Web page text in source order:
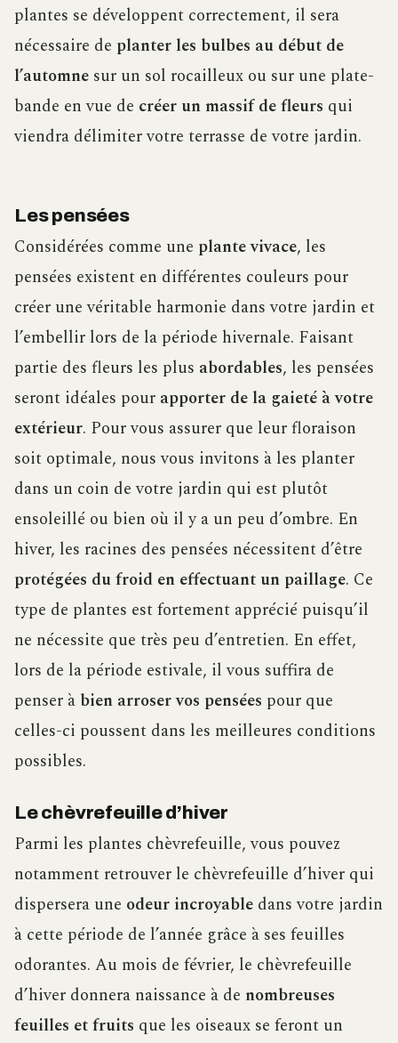
plantes se développent correctement, il sera
nécessaire de planter les bulbes au début de
l’automne sur un sol rocailleux ou sur une plate-
bande en vue de créer un massif de fleurs qui
viendra délimiter votre terrasse de votre jardin.
Les pensées
Considérées comme une plante vivace, les
pensées existent en différentes couleurs pour
créer une véritable harmonie dans votre jardin et
l’embellir lors de la période hivernale. Faisant
partie des fleurs les plus abordables, les pensées
seront idéales pour apporter de la gaieté à votre
extérieur. Pour vous assurer que leur floraison
soit optimale, nous vous invitons à les planter
dans un coin de votre jardin qui est plutôt
ensoleillé ou bien où il y a un peu d’ombre. En
hiver, les racines des pensées nécessitent d’être
protégées du froid en effectuant un paillage. Ce
type de plantes est fortement apprécié puisqu’il
ne nécessite que très peu d’entretien. En effet,
lors de la période estivale, il vous suffira de
penser à bien arroser vos pensées pour que
celles-ci poussent dans les meilleures conditions
possibles.
Le chèvrefeuille d’hiver
Parmi les plantes chèvrefeuille, vous pouvez
notamment retrouver le chèvrefeuille d’hiver qui
dispersera une odeur incroyable dans votre jardin
à cette période de l’année grâce à ses feuilles
odorantes. Au mois de février, le chèvrefeuille
d’hiver donnera naissance à de nombreuses
feuilles et fruits que les oiseaux se feront un